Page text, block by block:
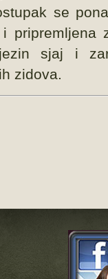
se
pripremljena
sjaj i
zidova.